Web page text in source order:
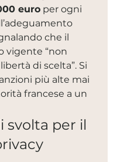
euro per ogni
che il
vigente “non
di scelta”. Si
più alte mai
francese a un
svolta per il